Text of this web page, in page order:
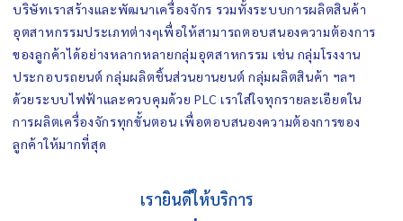
บริษัทเราสร้างและพัฒนาเครื่องจักร รวมทั้งระบบการผลิตสินค้า
อุตสาหกรรมประเภทต่างๆเพื่อให้สามารถตอบสนองความต้องการ
ของลูกค้าได้อย่างหลากหลายกลุ่มอุตสาหกรรม เช่น กลุ่มโรงงาน
ประกอบรถยนต์ กลุ่มผลิตชิ้นส่วนยานยนต์ กลุ่มผลิตสินค้า ฯลฯ
ด้วยระบบไฟฟ้าและควบคุมด้วย PLC เราใส่ใจทุกรายละเอียดใน
การผลิตเครื่องจักรทุกขั้นตอน เพื่อตอบสนองความต้องการของ
ลูกค้าให้มากที่สุด
เรายินดีให้บริการ